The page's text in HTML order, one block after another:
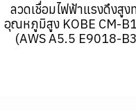
ลวดเชื่อมไฟฟ้าแรงดึงสูง
อุณหภูมิสูง KOBE CM-
(AWS A5.5 E9018-